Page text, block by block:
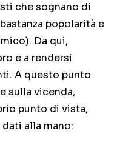
che sognano di
popolarità e
Da qui,
e a rendersi
A questo punto
sulla vicenda,
punto di vista,
alla mano: